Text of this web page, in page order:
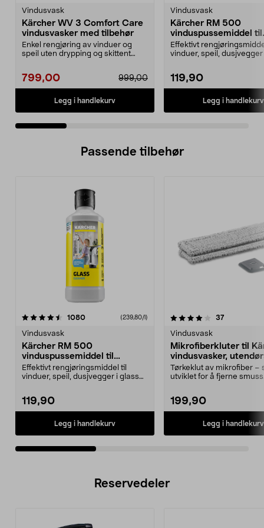
Vindusvask
Kärcher WV 3 Comfort Care
vindusvasker med tilbehør
Enkel rengjøring av vinduer og
speil uten drypping og skittent
799,00 999,00
Legg i handlekurv
Vindusvask
Kärcher RM 500
vinduspussemiddel til
Kärcher vindusvask
Effektivt
vinduer, speil, dusjvegger
119,90
Legg i handlekurv
Passende tilbehør
1080anmeldelser(239,80/l)
Vindusvask
Kärcher RM 500
vinduspussemiddel til
Kärcher vindusvask
Effektivt rengjøringsmiddel til
vinduer, speil, dusjvegger i glass
119,90
Legg i handlekurv
4.0av 5 stjerner 37
Vindusvask
Mikrofiberkluter til
vindusvasker,
pakning
Tørkeklut av mikrofiber –
utviklet for å fjerne smuss
199,90
Legg i handlekurv
4.5av 5 stjerner
Reservedeler